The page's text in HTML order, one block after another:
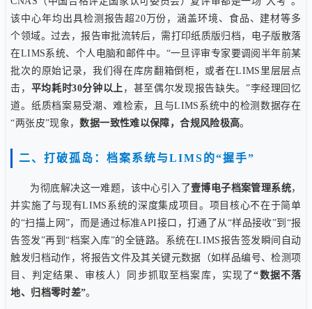
该中心年均出具检测报告超20万份，涵盖环境、食品、建材等多
个领域。过去，报告审批流转后，需打印纸质版归档，电子版散落
在LIMS系统、个人电脑和邮件中。“一旦评审专家要调阅半年前某
批次的原始记录，我们得在库房翻箱倒柜，或者在LIMS里层层点
击， 平均耗时30分钟以上 ，甚至偶尔发现报告缺失。”李经理回忆
道。纸质档案易受潮、难检索，且与LIMS系统中的检测数据存在
“两张皮”现象，数据一致性难以保障，合规风险极高。
二、打破孤岛：档案系统与LIMS的“握手”
为彻底解决这一难题，该中心引入了壹博电子档案管理系统，
并实施了与现有LIMS系统的深度集成项目。项目核心不在于简单
的“扫描上网”，而是通过标准API接口，打通了从“样品接收”到“报
告签发”再到“档案入库”的全链路。系统在LIMS报告签发瞬间自动
触发归档动作，将报告文件及其关键元数据（如样品编号、检测项
目、判定结果、审核人）同步抓取至档案库，实现了“数据不落
地、归档零时差”。